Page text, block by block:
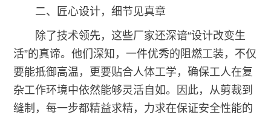
二、匠心设计，细节见真章
除了技术领先，这些厂家还深谙“设计改变生
活”的真谛。他们深知，一件优秀的阻燃工装，不仅
要能抵御高温，更要贴合人体工学，确保工人在复
杂工作环境中依然能够灵活自如。因此，从剪裁到
缝制，每一步都精益求精，力求在保证安全性能的